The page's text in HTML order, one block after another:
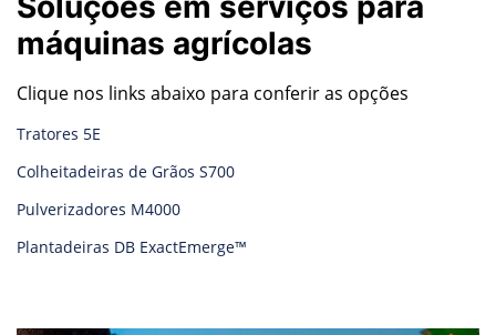
Soluções em serviços para
máquinas agrícolas
Clique nos links abaixo para conferir as opções
Tratores 5E
Colheitadeiras de Grãos S700